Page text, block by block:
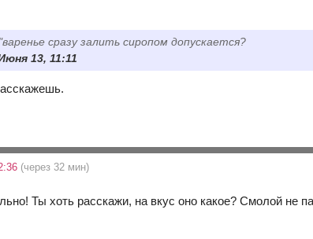
сразу залить сиропом допускается?
13, 11:11
(через 32 мин)
Ты хоть расскажи, на вкус оно какое? Смолой не